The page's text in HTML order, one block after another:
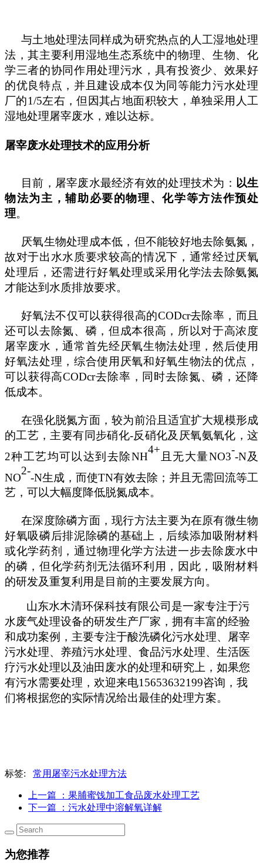
与土地处理法同样成为研究热点的人工湿地处理
法，其主要利用湿地生态系统中的物理、生物、化
学三者的协同作用处理污水，具有投资少、效果好
的优良特点，并且建设成本仅为同等能力污水处理
厂的1/5左右，但因其占地面积较大，单独采用人工
湿地处理屠宰废水，难以达标。
屠宰废水处理技术的应用分析
目前，屠宰废水最经济有效的处理技术为： 以生
物法为主，辅助必要的物理、化学等方法作预处
理。
厌氧生物处理成本低，但不能较好地去除氨氮，
故对于出水水质要求较高的情况下，通常经过厌氧
处理后，还需进行好氧处理或采用化学法去除氨氮
才能达到水质排放要求。
好氧法不仅可以获得很高的CODcr去除率，而且
还可以去除氮、磷，但成本很高，所以对于高浓度
屠宰废水，通常首先经厌氧生物法处理，然后使用
好氧法处理，综合使用厌氧和好氧生物法的优点，
可以获得高CODcr去除率，同时去除氮、磷，还降
低成本。
在强化脱氮方面，较为前沿且适宜扩大规模形成
的工艺，主要有同步硝化-反硝化及厌氧氨氧化，这
2种工艺均可以达到去除NH
4+
且无大量NO3
-
-N及
NO
2-
-N生成，而使TN有效去除；并且无需回流等工
艺，可以大幅度降低脱氮成本。
在深度除磷方面，现行方法主要为在原有微生物
好氧吸磷后排泥除磷的基础上，后续添加吸附材料
或化学药剂，通过物理化学方法进一步去除废水中
的磷，但化学药剂无法循环利用，因此，吸附材料
的研发及重复利用是目前的主要发展方向。
山东水木清环保科技有限公司是一家专注于污
水废气处理设备的研发生产厂家，拥有丰富的经验
和成功案例，主要专注于酸洗磷化污水处理、屠宰
污水处理、养殖污水处理、食品污水处理、生活医
疗污水处理以及油田废水的处理和研究上，如果您
有污水需要处理，欢迎来电15653632199咨询，我
们将根据您的实际情况给出最佳的处理方案。
标签: 常用屠宰污水处理方法
上一篇
：果脯蜜饯加工食品废水处理工艺
下一篇
：污水处理中溶解氧详解
为您推荐